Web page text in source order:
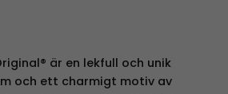
är en lekfull och unik
och ett charmigt motiv av